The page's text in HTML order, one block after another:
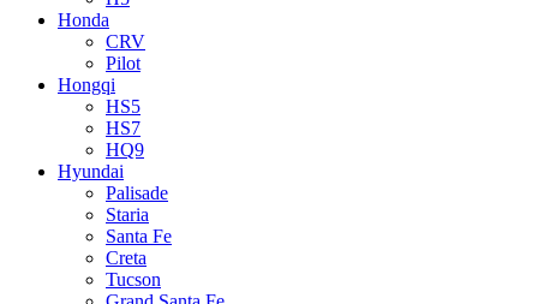
Honda
CRV
Pilot
Hongqi
HS5
HS7
HQ9
Hyundai
Palisade
Staria
Santa Fe
Creta
Tucson